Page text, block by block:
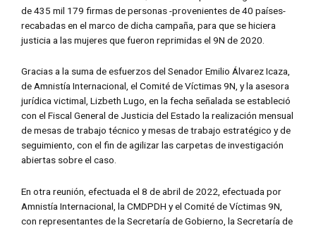
de 435 mil 179 firmas de personas -provenientes de 40 países-
recabadas en el marco de dicha campaña, para que se hiciera
justicia a las mujeres que fueron reprimidas el 9N de 2020.
Gracias a la suma de esfuerzos del Senador Emilio Álvarez Icaza,
de Amnistía Internacional, el Comité de Víctimas 9N, y la asesora
jurídica victimal, Lizbeth Lugo, en la fecha señalada se estableció
con el Fiscal General de Justicia del Estado la realización mensual
de mesas de trabajo técnico y mesas de trabajo estratégico y de
seguimiento, con el fin de agilizar las carpetas de investigación
abiertas sobre el caso.
En otra reunión, efectuada el 8 de abril de 2022, efectuada por
Amnistía Internacional, la CMDPDH y el Comité de Víctimas 9N,
con representantes de la Secretaría de Gobierno, la Secretaría de